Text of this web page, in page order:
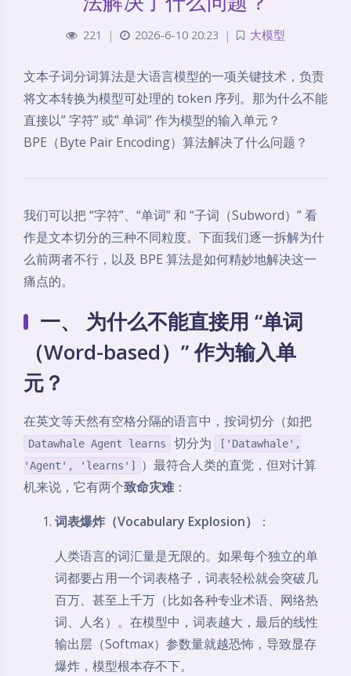
221 | 2026-6-10 20:23 | 大模型
文本子词分词算法是大语言模型的一项关键技术，负责
将文本转换为模型可处理的 token 序列。那为什么不能
直接以” 字符” 或” 单词” 作为模型的输入单元？
BPE（Byte Pair Encoding）算法解决了什么问题？
我们可以把 “字符”、“单词” 和 “子词（Subword）” 看
作是文本切分的三种不同粒度。下面我们逐一拆解为什
么前两者不行，以及 BPE 算法是如何精妙地解决这一
痛点的。
一、 为什么不能直接用 “单词
（Word-based）” 作为输入单
元？
在英文等天然有空格分隔的语言中，按词切分（如把
Datawhale Agent learns 切分为
['Datawhale',
'Agent', 'learns']
）最符合人类的直觉，但对计算
机来说，它有两个致命灾难：
词表爆炸（Vocabulary Explosion）
：
人类语言的词汇量是无限的。如果每个独立的单
词都要占用一个词表格子，词表轻松就会突破几
百万、甚至上千万（比如各种专业术语、网络热
词、人名）。在模型中，词表越大，最后的线性
输出层（Softmax）参数量就越恐怖，导致显存
爆炸，模型根本存不下。